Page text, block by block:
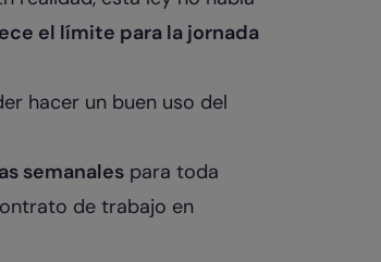
el límite para la jornada
hacer un buen uso del
semanalespara toda
de trabajo en